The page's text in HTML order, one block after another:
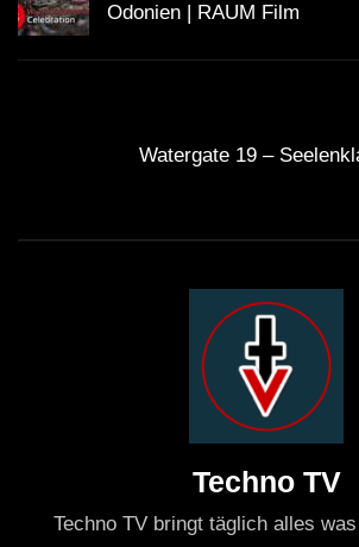
Odonien | RAUM Film
Watergate 19 –
Techno TV
Techno TV bringt täglich alles